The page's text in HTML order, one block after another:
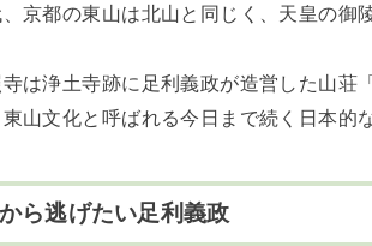
京都の東山は北山と同じく、天皇の御
は浄土寺跡に足利義政が造営した山荘
山文化と呼ばれる今日まで続く日本的
から逃げたい足利義政